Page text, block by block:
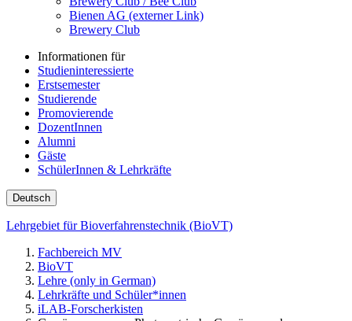
Bienen AG (externer Link)
Brewery Club
Informationen für
Studieninteressierte
Erstsemester
Studierende
Promovierende
DozentInnen
Alumni
Gäste
SchülerInnen & Lehrkräfte
Deutsch
Lehrgebiet für Bioverfahrenstechnik (BioVT)
Fachbereich MV
BioVT
Lehre (only in German)
Lehrkräfte und Schüler*innen
iLAB-Forscherkisten